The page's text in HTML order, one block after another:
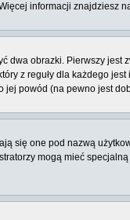
informacji znajdziesz
dwa obrazki. Pierwszy
z reguły dla każdego
jej powód (na pewno jest
się one pod nazwą
mogą mieć